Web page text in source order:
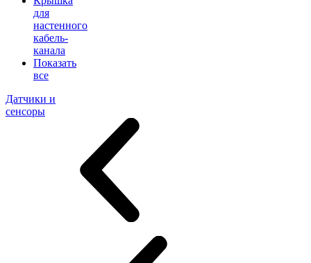
для
настенного
кабель-
канала
Показать
все
Датчики и
сенсоры